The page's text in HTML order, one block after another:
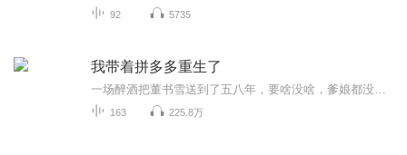
92 5735
我带着拼多多重生了
163 225.8万